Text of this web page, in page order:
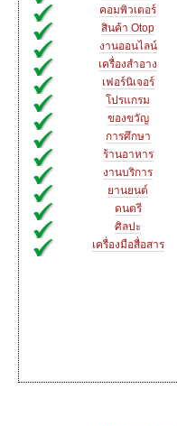
คอมพิวเตอร์
สินค้า Otop
งานออนไลน์
เครื่องสำอาง
เฟอร์นิเจอร์
โปรแกรม
ของขวัญ
การศึกษา
ร้านอาหาร
งานบริการ
ยานยนต์
ดนตรี
ศิลปะ
เครื่องมือสื่อสาร